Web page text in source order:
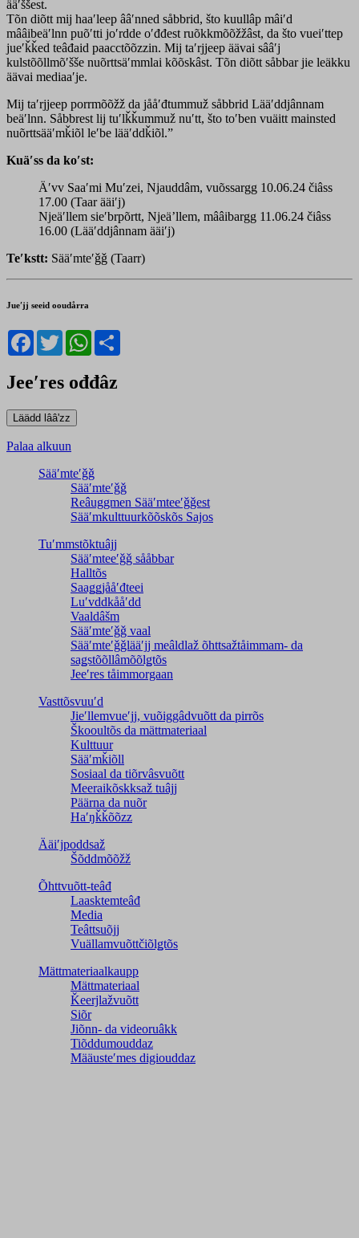
ääʹššest.
Tõn diõtt mij haaʹleep ââʹnned såbbrid, što kuullâp mâiʹd
mââibeäʹlnn puõʹtti joʹrdde oʹđđest ruõkkmõõžžâst, da što vueiʹttep
jueʹǩǩed teâđaid paacctõõzzin. Mij taʹrjjeep äävai sââʹj
kulstõõllmõʹšše nuõrttsäʹmmlai kõõskâst. Tõn diõtt såbbar jie leäkku
äävai mediaaʹje.
Mij taʹrjjeep porrmõõžž da jååʹđtummuž såbbrid Lääʹddjânnam
beäʹlnn. Såbbrest lij tuʹlǩǩummuž nuʹtt, što toʹben vuäitt mainsted
nuõrttsääʹmǩiõl leʹbe lääʹddǩiõl.”
Kuäʹss da koʹst:
Äʹvv Saaʹmi Muʹzei, Njauddâm, vuõssargg 10.06.24 čiâss
17.00 (Taar ääiʹj)
Njeäʹllem sieʹbrpõrtt, Njeä’llem, mââibargg 11.06.24 čiâss
16.00 (Lääʹddjânnam ääiʹj)
Teʹkstt: Sääʹmteʹǧǧ (Taarr)
Jueʹjj seeid ooudårra
Facebook
TwitterWhatsApp
Jeeʹres ođđâz
Palaa alkuun
Sääʹmteʹǧǧ
Sääʹmteʹǧǧ
Reâuggmen Sääʹmteeʹǧǧest
Sääʹmkulttuurkõõskõs Sajos
Tuʹmmstõktuâjj
Sääʹmteeʹǧǧ sååbbar
Halltõs
Saaǥǥjååʹđteei
Luʹvddkååʹdd
Vaaldâšm
Sääʹmteʹǧǧ vaal
Sääʹmteʹǧǧlääʹjj meâldlaž õhttsažtåimmam- da
saǥstõõllâmõõlǥtõs
Jeeʹres tåimmorgaan
Vasttõsvuuʹd
Jieʹllemvueʹjj, vuõiggâdvuõtt da pirrõs
Škooultõs da mättmateriaal
Kulttuur
Sääʹmǩiõll
Sosiaal da tiõrvâsvuõtt
Meeraikõskksaž tuâjj
Päärna da nuõr
Haʹŋǩǩõõzz
Ääiʹjpoddsaž
Šõddmõõžž
Õhttvuõtt-teâđ
Laasktemteâđ
Media
Teâttsuõjj
Vuällamvuõttčiõlǥtõs
Mättmateriaalkaupp
Mättmateriaal
Ǩeerjlažvuõtt
Siõr
Jiõnn- da videoruâkk
Tiõddumouddaz
Määusteʹmes digiouddaz